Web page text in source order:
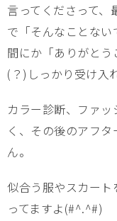
言ってくださって、
で「そんなことな
間にか「ありがとう
(？)しっかり受け入
カラー診断、ファ
く、その後のアフ
ん。
似合う服やスカート
ってますよ(#^.^#)